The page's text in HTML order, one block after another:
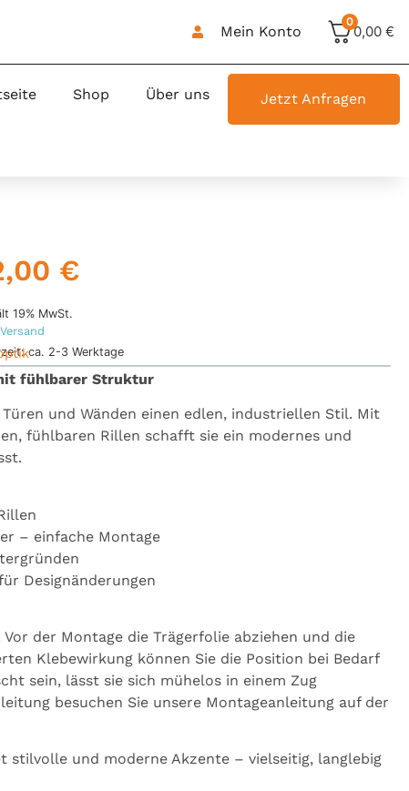
Mein Konto
0
0,00€
Shop Über uns Jetzt Anfragen
€
19% MwSt.
Versand
ca. 2-3 Werktage
fühlbarer Struktur
und Wänden einen edlen, industriellen Stil. Mit
fühlbaren Rillen schafft sie ein modernes und
– einfache Montage
Designänderungen
der Montage die Trägerfolie abziehen und die
Klebewirkung können Sie die Position bei Bedarf
sein, lässt sie sich mühelos in einem Zug
besuchen Sie unsere Montageanleitung auf der
und moderne Akzente – vielseitig, langlebig